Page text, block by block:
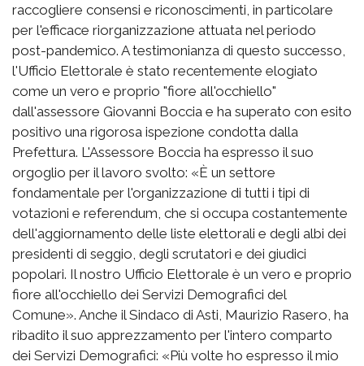
raccogliere consensi e riconoscimenti, in particolare
per l'efficace riorganizzazione attuata nel periodo
post-pandemico. A testimonianza di questo successo,
l'Ufficio Elettorale è stato recentemente elogiato
come un vero e proprio "fiore all'occhiello"
dall'assessore Giovanni Boccia e ha superato con esito
positivo una rigorosa ispezione condotta dalla
Prefettura. L'Assessore Boccia ha espresso il suo
orgoglio per il lavoro svolto: «È un settore
fondamentale per l'organizzazione di tutti i tipi di
votazioni e referendum, che si occupa costantemente
dell'aggiornamento delle liste elettorali e degli albi dei
presidenti di seggio, degli scrutatori e dei giudici
popolari. Il nostro Ufficio Elettorale è un vero e proprio
fiore all'occhiello dei Servizi Demografici del
Comune». Anche il Sindaco di Asti, Maurizio Rasero, ha
ribadito il suo apprezzamento per l'intero comparto
dei Servizi Demografici: «Più volte ho espresso il mio